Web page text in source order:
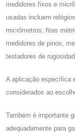
medidores fixos e
usadas incluem
micrômetros, fitas
medidores de pinos,
testadores de
A aplicação específica
considerados ao
Também é importante
adequadamente para